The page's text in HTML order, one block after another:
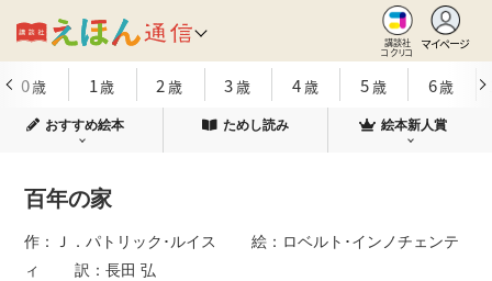
講談社
コクリコ
マイページ
0歳 1歳 2 歳 3歳 4歳 5歳 6歳
おすすめ絵本 ためし読み 絵本新人賞
百年の家
作：Ｊ．パトリック･ルイス 絵：ロベルト･インノチェンテ
ィ 訳：長田 弘